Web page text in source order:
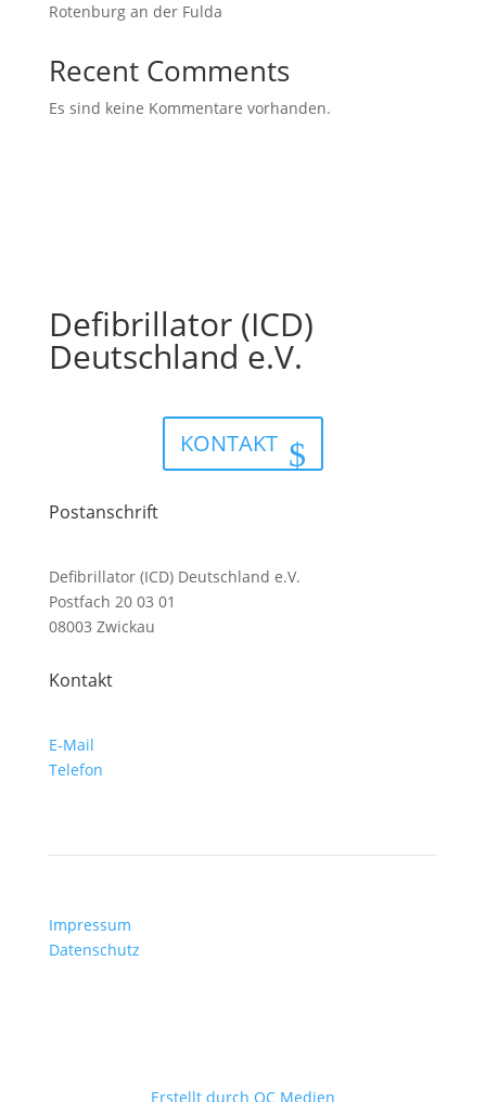
Rotenburg an der Fulda
Recent Comments
Es sind keine Kommentare vorhanden.
Defibrillator (ICD)
Deutschland e.V.
KONTAKT
Postanschrift
Defibrillator (ICD) Deutschland e.V.
Postfach 20 03 01
08003 Zwickau
Kontakt
E-Mail
Telefon
Impressum
Datenschutz
Erstellt durch OC Medien